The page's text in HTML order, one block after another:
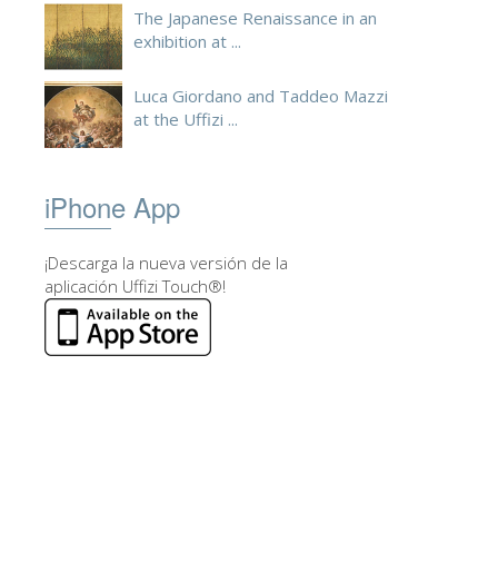
The Japanese Renaissance in an
exhibition at ...
Luca Giordano and Taddeo Mazzi
at the Uffizi ...
iPhone App
¡Descarga la nueva versión de la
aplicación Uffizi Touch®!